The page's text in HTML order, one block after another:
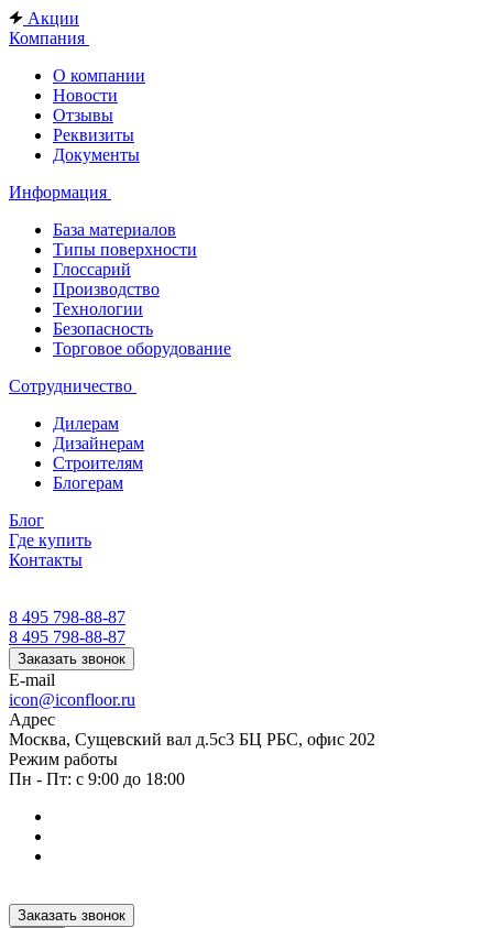
Акции
Компания
О компании
Новости
Отзывы
Реквизиты
Документы
Информация
База материалов
Типы поверхности
Глоссарий
Производство
Технологии
Безопасность
Торговое оборудование
Сотрудничество
Дилерам
Дизайнерам
Строителям
Блогерам
Блог
Где купить
Контакты
8 495 798-88-87
8 495 798-88-87
Заказать звонок
E-mail
icon@iconfloor.ru
Адрес
Москва, Сущевский вал д.5с3 БЦ РБС, офис 202
Режим работы
Пн - Пт: с 9:00 до 18:00
Заказать звонок